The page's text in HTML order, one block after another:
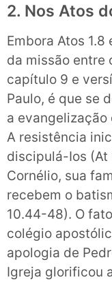
2. Nos Atos
Embora Atos
da missão entre
capítulo 9 e
Paulo, é que se
a evangelização
A resistência
discipulá-Ios (At
Cornélio, sua
recebem o
10.44-48). O
colégio
apologia de
Igreja glorificou